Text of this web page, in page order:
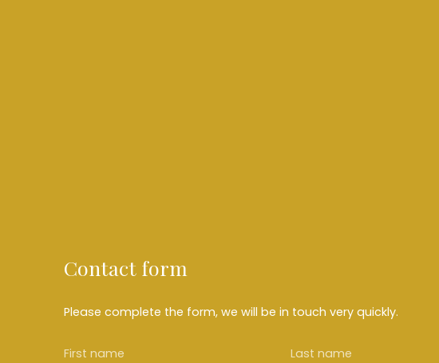
Contact form
Please complete the form, we will be in touch very quickly.
First name Last name